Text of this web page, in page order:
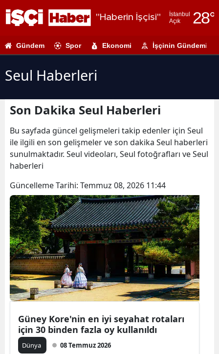
"Haberin İşçisi"
İstanbul
Açık
28°
Adıyaman
Ankara
Antalya
Balıkesir
Bilecik
Bingöl
Bitlis
Bolu
Gündem Spor Ekonomi İşçinin Gündemi
Seul Haberleri
Son Dakika Seul Haberleri
Bu sayfada güncel gelişmeleri takip edenler için Seul
ile ilgili en son gelişmeler ve son dakika Seul haberleri
sunulmaktadır. Seul videoları, Seul fotoğrafları ve Seul
haberleri
Güncelleme Tarihi: Temmuz 08, 2026 11:44
Güney Kore'nin en iyi seyahat rotaları
için 30 binden fazla oy kullanıldı
Dünya 08 Temmuz 2026